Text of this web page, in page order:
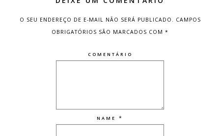
O SEU ENDEREÇO DE E-MAIL NÃO SERÁ PUBLICADO. CAMPOS
OBRIGATÓRIOS SÃO MARCADOS COM *
COMENTÁRIO
NAME *